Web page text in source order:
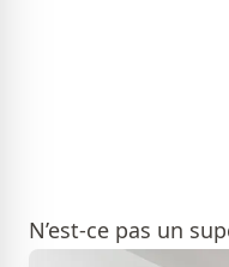
N’est-ce pas un